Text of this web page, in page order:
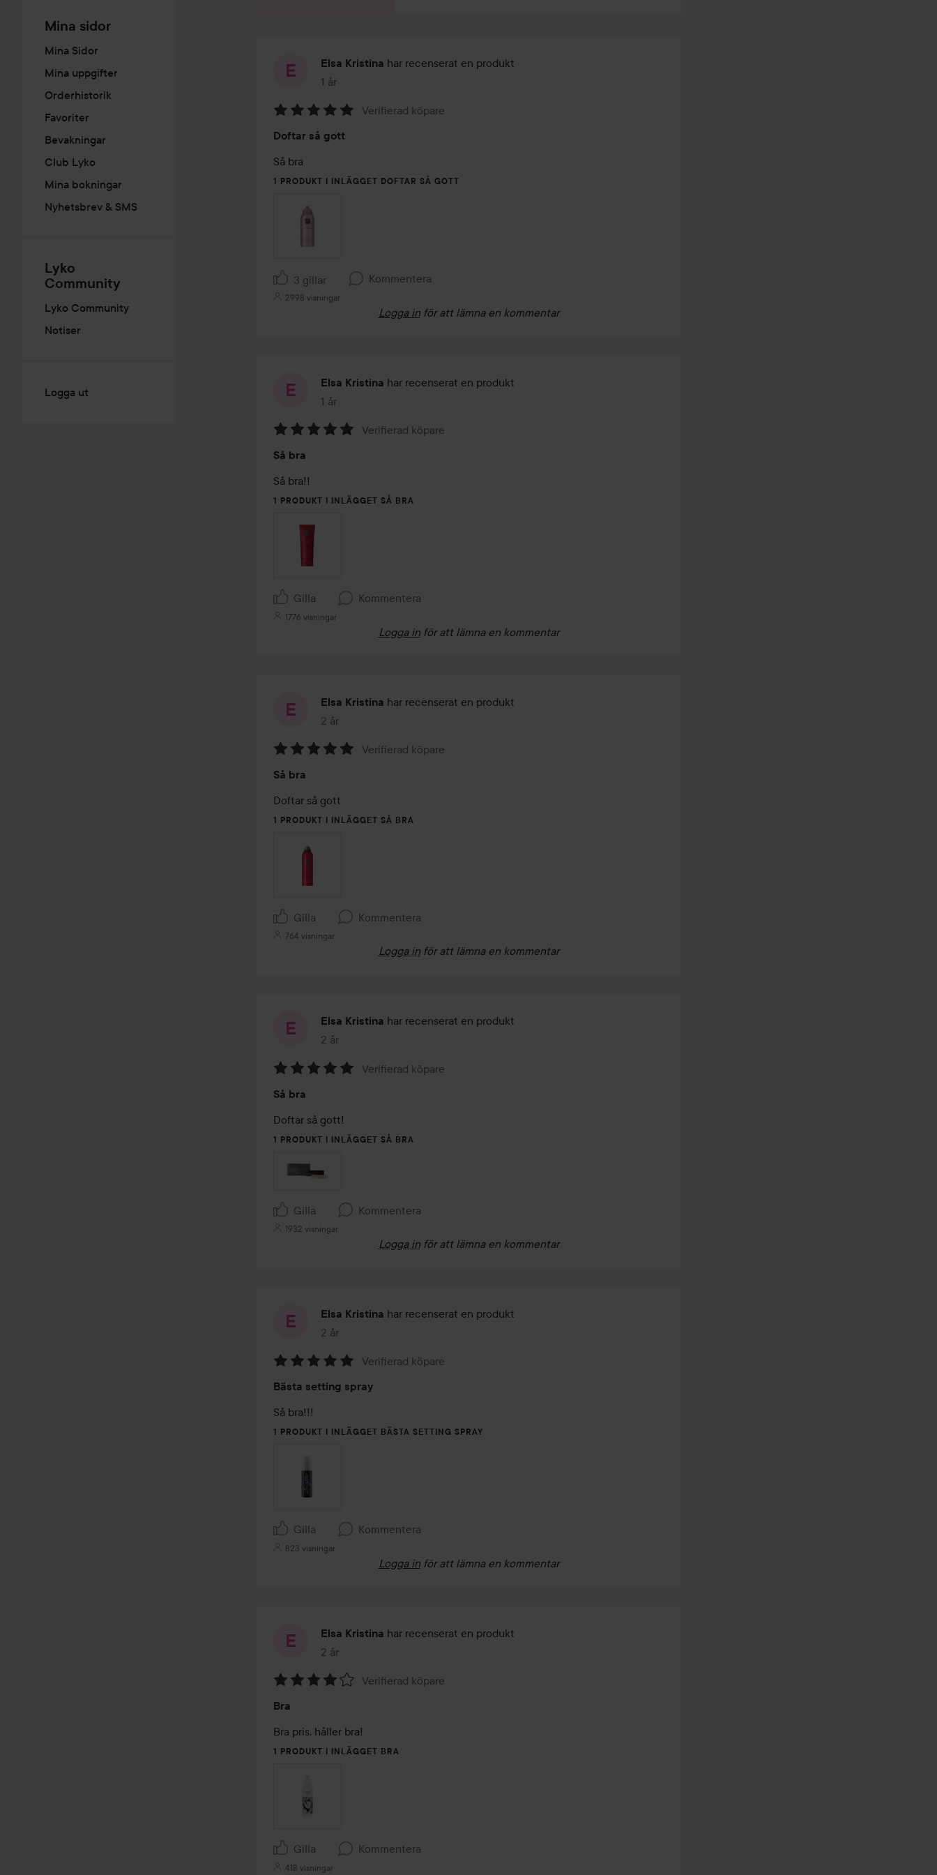
Mina sidor
Mina Sidor
Mina uppgifter
Orderhistorik
Favoriter
Bevakningar
Club Lyko
Mina bokningar
Nyhetsbrev & SMS
Lyko
Community
Lyko Community
Notiser
Logga ut
Elsa Kristina har recenserat en produkt
1 år
Inlägget skapades 1 år
5
av
5
Verifierad köpare
Doftar så gott
Så bra
1 PRODUKT I INLÄGGET DOFTAR SÅ GOTT
3 gillar Kommentera
2998 visningar
Logga in för att lämna en kommentar
Elsa Kristina har recenserat en produkt
1 år
Inlägget skapades 1 år
5
av
5
Verifierad köpare
Så bra
Så bra!!
1 PRODUKT I INLÄGGET SÅ BRA
Gilla Kommentera
1776 visningar
Logga in för att lämna en kommentar
Elsa Kristina har recenserat en produkt
2 år
Inlägget skapades 2 år
5
av
5
Verifierad köpare
Så bra
Doftar så gott
1 PRODUKT I INLÄGGET SÅ BRA
Gilla Kommentera
764 visningar
Logga in för att lämna en kommentar
Elsa Kristina har recenserat en produkt
2 år
Inlägget skapades 2 år
5
av
5
Verifierad köpare
Så bra
Doftar så gott!
1 PRODUKT I INLÄGGET SÅ BRA
Gilla Kommentera
1932 visningar
Logga in för att lämna en kommentar
Elsa Kristina har recenserat en produkt
2 år
Inlägget skapades 2 år
5
av
5
Verifierad köpare
Bästa setting spray
Så bra!!!
1 PRODUKT I INLÄGGET BÄSTA SETTING SPRAY
Gilla Kommentera
823 visningar
Logga in för att lämna en kommentar
Elsa Kristina har recenserat en produkt
2 år
Inlägget skapades 2 år
4
av
5
Verifierad köpare
Bra
Bra pris, håller bra!
1 PRODUKT I INLÄGGET BRA
Gilla Kommentera
418 visningar